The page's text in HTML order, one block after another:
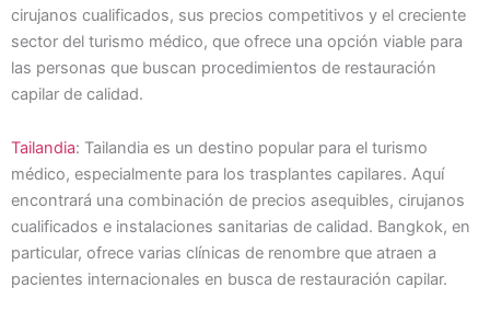
cirujanos cualificados, sus precios competitivos y el creciente
sector del turismo médico, que ofrece una opción viable para
las personas que buscan procedimientos de restauración
capilar de calidad.
Tailandia: Tailandia es un destino popular para el turismo
médico, especialmente para los trasplantes capilares. Aquí
encontrará una combinación de precios asequibles, cirujanos
cualificados e instalaciones sanitarias de calidad. Bangkok, en
particular, ofrece varias clínicas de renombre que atraen a
pacientes internacionales en busca de restauración capilar.